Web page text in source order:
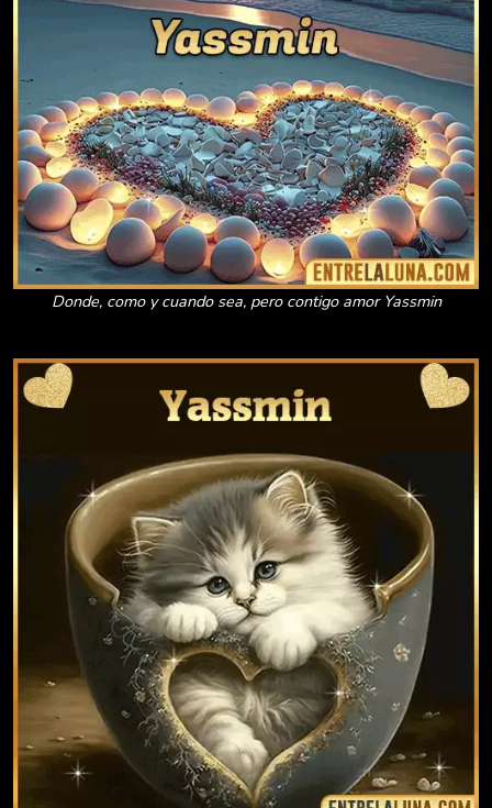
Donde, como y cuando sea, pero contigo amor Yassmin